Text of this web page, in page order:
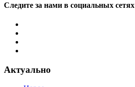
Следите за нами в социальных сетях
Актуально